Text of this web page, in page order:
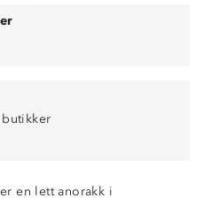
en lett anorakk i